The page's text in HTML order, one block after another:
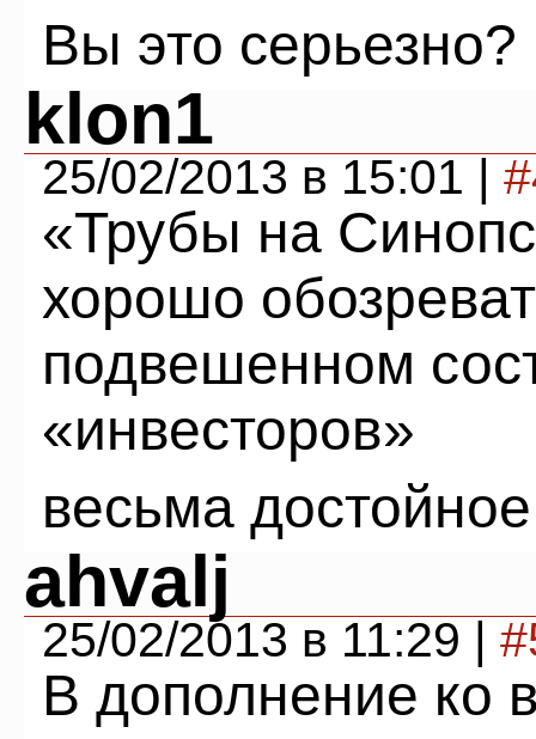
Вы это серьезно?
klon1
25/02/2013 в 15:01 |
«Трубы на
хорошо
подвешенном
«инвесторов»
весьма
ahvalj
25/02/2013 в 11:29 |
В дополнение ко